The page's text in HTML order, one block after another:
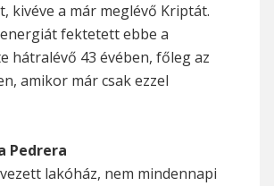
kivéve a már meglévő Kriptát.
fektetett ebbe a
hátralévő 43 évében, főleg az
amikor már csak ezzel
Pedrera
lakóház, nem mindennapi